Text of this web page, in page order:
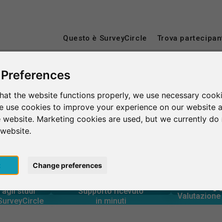
the website functions properly, we use necessary
use cookies to improve your experience on our website
website. Marketing cookies are used, but we currently
Change preferences
Questo è SurveyCircle Trova
Hochschule Stralsund
studi
studi
Supporto ricevuto
in minuti
8,640+
Supporto fornito